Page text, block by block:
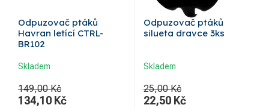
Odpuzovač ptáků
Havran letící CTRL-
BR102
Skladem
149,00 Kč
134,10 Kč
Odpuzovač ptáků
silueta dravce 3ks
Skladem
25,00 Kč
22,50 Kč